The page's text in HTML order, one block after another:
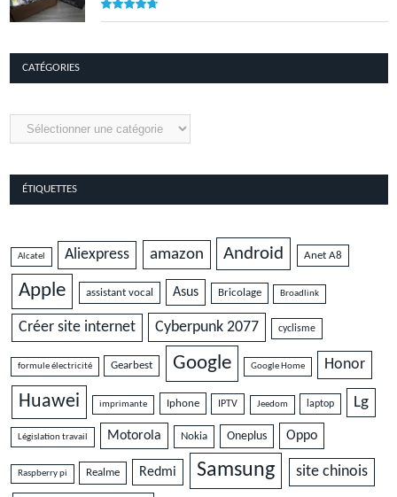
CATÉGORIES
Catégories
ÉTIQUETTES
Alcatel Aliexpress amazon Android Anet A8
Apple assistant vocal Asus Bricolage Broadlink
Créer site internet Cyberpunk 2077 cyclisme
formule électricité Gearbest Google Google Home Honor
Huawei imprimante Iphone IPTV Jeedom laptop Lg
Législation travail Motorola Nokia Oneplus Oppo
Raspberry pi Realme Redmi Samsung site chinois